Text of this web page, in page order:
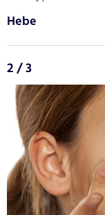
Hebe
2 / 3